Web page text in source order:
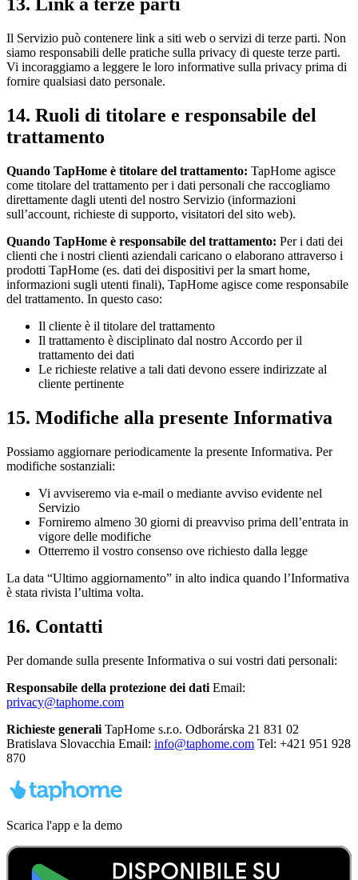
Il Servizio può contenere link a siti web o servizi di terze parti. Non
siamo responsabili delle pratiche sulla privacy di queste terze parti.
Vi incoraggiamo a leggere le loro informative sulla privacy prima di
fornire qualsiasi dato personale.
14. Ruoli di titolare e responsabile del
trattamento
Quando TapHome è titolare del trattamento: TapHome agisce
come titolare del trattamento per i dati personali che raccogliamo
direttamente dagli utenti del nostro Servizio (informazioni
sull’account, richieste di supporto, visitatori del sito web).
Quando TapHome è responsabile del trattamento: Per i dati dei
clienti che i nostri clienti aziendali caricano o elaborano attraverso i
prodotti TapHome (es. dati dei dispositivi per la smart home,
informazioni sugli utenti finali), TapHome agisce come responsabile
del trattamento. In questo caso:
Il cliente è il titolare del trattamento
Il trattamento è disciplinato dal nostro Accordo per il
trattamento dei dati
Le richieste relative a tali dati devono essere indirizzate al
cliente pertinente
15. Modifiche alla presente Informativa
Possiamo aggiornare periodicamente la presente Informativa. Per
modifiche sostanziali:
Vi avviseremo via e-mail o mediante avviso evidente nel
Servizio
Forniremo almeno 30 giorni di preavviso prima dell’entrata in
vigore delle modifiche
Otterremo il vostro consenso ove richiesto dalla legge
La data “Ultimo aggiornamento” in alto indica quando l’Informativa
è stata rivista l’ultima volta.
16. Contatti
Per domande sulla presente Informativa o sui vostri dati personali:
Responsabile della protezione dei dati Email:
privacy@taphome.com
Richieste generali TapHome s.r.o. Odborárska 21 831 02
Bratislava Slovacchia Email: info@taphome.com Tel: +421 951 928
870
Scarica l'app e la demo